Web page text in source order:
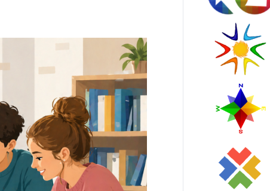
Sede